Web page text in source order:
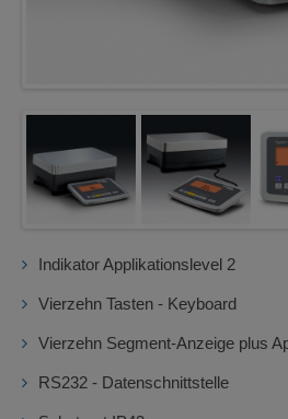
Indikator Applikationslevel 2
Vierzehn Tasten - Keyboard
Vierzehn Segment-Anzeige plus
RS232 - Datenschnittstelle